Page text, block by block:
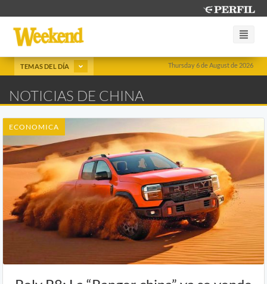
Thursday 6 de August de 2026
TEMAS DEL DÍA
NOTICIAS DE CHINA
ECONOMICA